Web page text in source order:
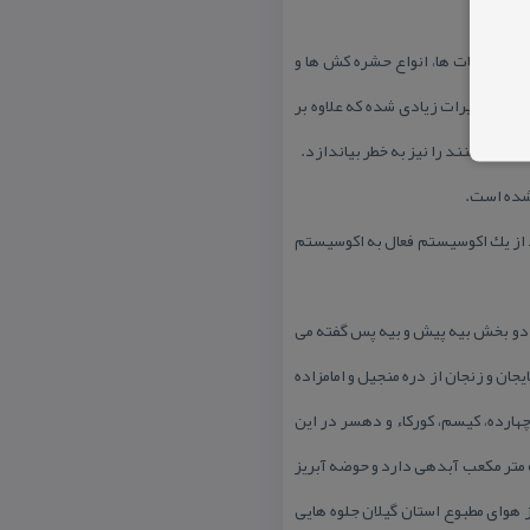
و فسفات ها، انواع حشره كش ها و
تغییرات زیادی شده كه علاوه بر
می كنند را نیز به خطر بیاندازد.
شده است.
یك اكوسیستم فعال به اكوسیستم
دو بخش بیه پیش و بیه پس گفته می
و زنجان از دره منجیل و امامزاده
كیسم، كوركاء و دهسر در این
شهرستان در كیاشهر به دریا می پیوندد. رودخانه سفیدرود كه آن را سپیدرود و اسپیدرود هم گفته اند سالانه حدود ۵۹۵۳ متر مكعب آبدهی دارد و حوضه آبریز
از هوای مطبوع استان گیلان جلوه هایی